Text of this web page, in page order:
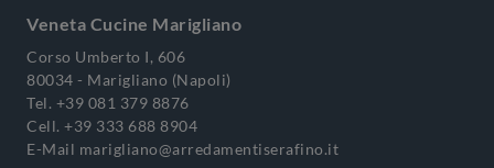
Veneta Cucine Marigliano
Corso Umberto I, 606
80034 - Marigliano (Napoli)
Tel. +39 081 379 8876
Cell. +39 333 688 8904
E-Mail marigliano@arredamentiserafino.it